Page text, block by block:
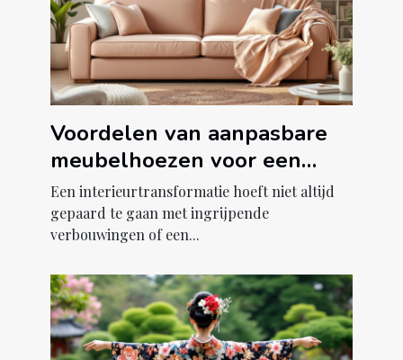
Voordelen van aanpasbare
meubelhoezen voor een
interieurtransformatie
Een interieurtransformatie hoeft niet altijd
gepaard te gaan met ingrijpende
verbouwingen of een...